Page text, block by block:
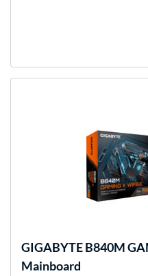
GIGABYTEB840M
Mainboard